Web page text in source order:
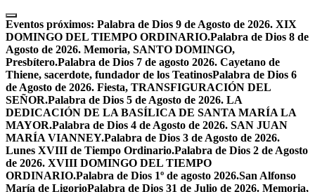
Skip
to
content
Eventos próximos: Palabra de Dios 9 de Agosto de 2026. XIX
DOMINGO DEL TIEMPO ORDINARIO.Palabra de Dios 8 de
Agosto de 2026. Memoria, SANTO DOMINGO,
Presbítero.Palabra de Dios 7 de agosto 2026. Cayetano de
Thiene, sacerdote, fundador de los TeatinosPalabra de Dios 6
de Agosto de 2026. Fiesta, TRANSFIGURACIÓN DEL
SEÑOR.Palabra de Dios 5 de Agosto de 2026. LA
DEDICACIÓN DE LA BASÍLICA DE SANTA MARÍA LA
MAYOR.Palabra de Dios 4 de Agosto de 2026. SAN JUAN
MARÍA VIANNEY.Palabra de Dios 3 de Agosto de 2026.
Lunes XVIII de Tiempo Ordinario.Palabra de Dios 2 de Agosto
de 2026. XVIII DOMINGO DEL TIEMPO
ORDINARIO.Palabra de Dios 1º de agosto 2026.San Alfonso
María de LigorioPalabra de Dios 31 de Julio de 2026. Memoria,